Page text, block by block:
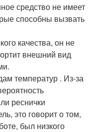
средство не имеет
способны вызвать
качества, он не
внешний вид
температур . Из-за
реснички
это говорит о том,
был низкого